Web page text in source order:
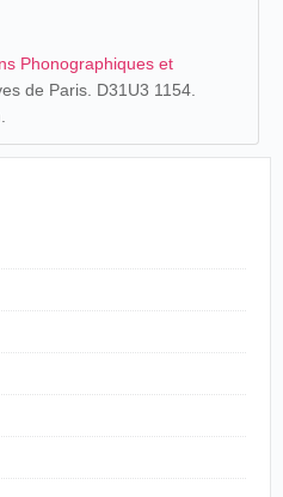
Phonographiques et
de Paris. D31U3 1154.